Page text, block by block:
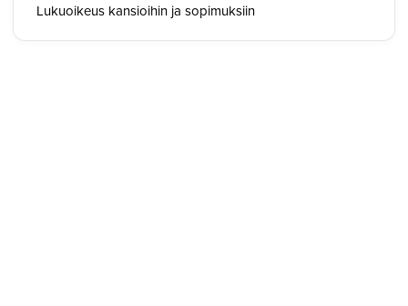
Lukuoikeus kansioihin ja sopimuksiin